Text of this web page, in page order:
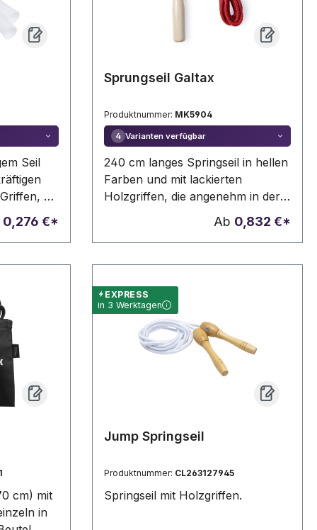
RPET
Unverwechselbares RPET-Etikett
auf dem Etui. Batteriebetrieben
(Knopfzellenbatterien
Knopfzelle Inklusive
Seil
die
0,276 €*
Sprungseil Galtax
Produktnummer: MK5904
4 Varianten verfügbar
240 cm langes Springseil in hellen
Farben und mit lackierten
Holzgriffen, die angenehm in der
Hand liegen. Präsentiert in
eingerolltem Zustand.
Ab 0,832 €*
cm) mit
in
EXPRESS
in 3 Werktagen
Jump Springseil
Produktnummer: CL263127945
Springseil mit Holzgriffen.